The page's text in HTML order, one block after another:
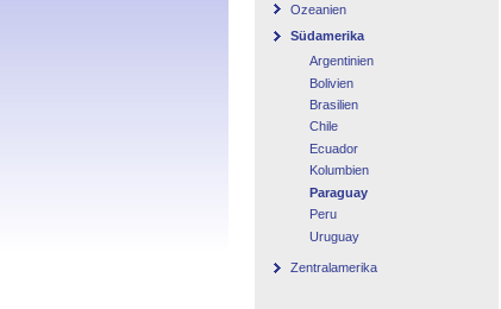
Ozeanien
Südamerika
Argentinien
Bolivien
Brasilien
Chile
Ecuador
Kolumbien
Paraguay
Peru
Uruguay
Zentralamerika